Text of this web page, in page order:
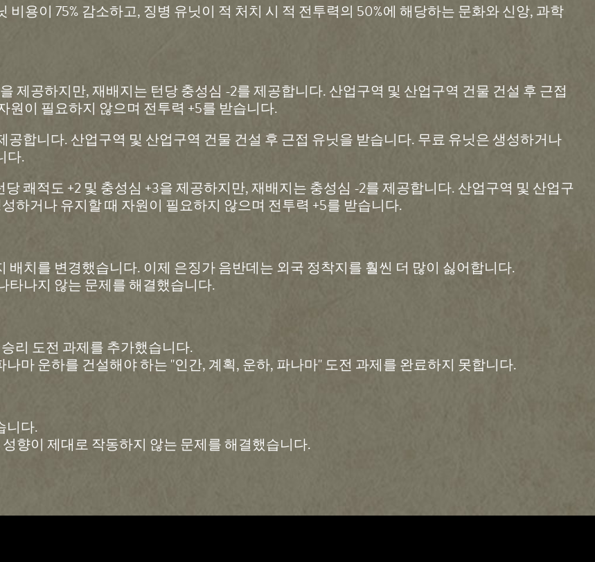
용이 75% 감소하고, 징병 유닛이 적 처치 시 적 전투력의 50%에 해당하는 문화와 신앙, 과학
제공하지만, 재배지는 턴당 충성심 -2를 제공합니다. 산업구역 및 산업구역 건물 건설 후 근접
이 필요하지 않으며 전투력 +5를 받습니다.
공합니다. 산업구역 및 산업구역 건물 건설 후 근접 유닛을 받습니다. 무료 유닛은 생성하거나
다.
쾌적도 +2 및 충성심 +3을 제공하지만, 재배지는 충성심 -2를 제공합니다. 산업구역 및 산업구
하거나 유지할 때 자원이 필요하지 않으며 전투력 +5를 받습니다.
치를 변경했습니다. 이제 은징가 음반데는 외국 정착지를 훨씬 더 많이 싫어합니다.
타나지 않는 문제를 해결했습니다.
리 도전 과제를 추가했습니다.
마 운하를 건설해야 하는 "인간, 계획, 운하, 파나마" 도전 과제를 완료하지 못합니다.
니다.
향이 제대로 작동하지 않는 문제를 해결했습니다.